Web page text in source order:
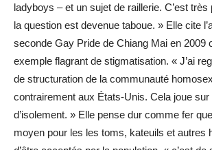
ladyboys – et un sujet de raillerie. C’est
la question est devenue taboue. » Elle cite
seconde Gay Pride de Chiang Mai en 2009
exemple flagrant de stigmatisation. « J’ai
de structuration de la communauté
contrairement aux États-Unis. Cela joue
d’isolement. » Elle pense dur comme fer
moyen pour les les toms, kateuils et autres